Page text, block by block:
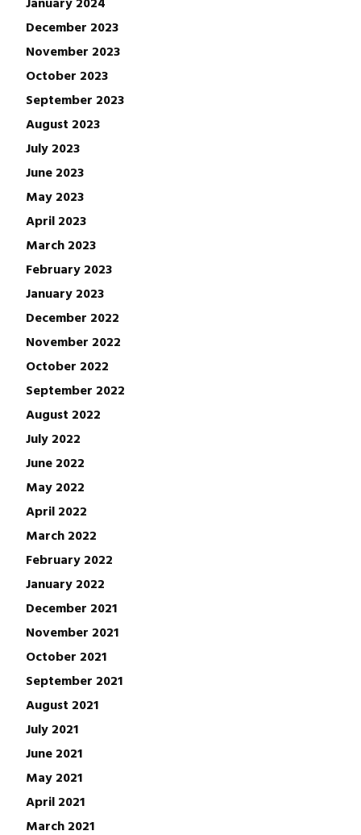
December 2023
November 2023
October 2023
September 2023
August 2023
July 2023
June 2023
May 2023
April 2023
March 2023
February 2023
January 2023
December 2022
November 2022
October 2022
September 2022
August 2022
July 2022
June 2022
May 2022
April 2022
March 2022
February 2022
January 2022
December 2021
November 2021
October 2021
September 2021
August 2021
July 2021
June 2021
May 2021
April 2021
March 2021